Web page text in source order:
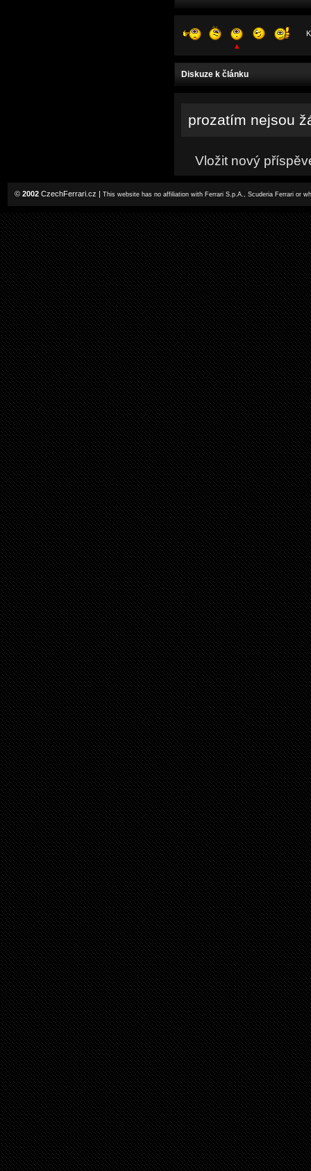
Diskuze k článku
prozatím nejsou
Vložit nový
© 2002 CzechFerrari.cz | This website has no affiliation with Ferrari S.p.A., Scuderia Ferrari or